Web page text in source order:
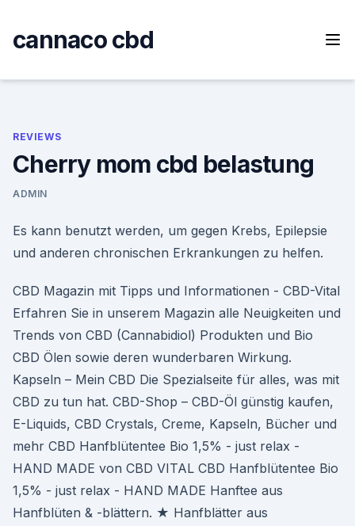
content
cannaco cbd
REVIEWS
Cherry mom cbd belastung
ADMIN
Es kann benutzt werden, um gegen Krebs, Epilepsie
und anderen chronischen Erkrankungen zu helfen.
CBD Magazin mit Tipps und Informationen - CBD-Vital
Erfahren Sie in unserem Magazin alle Neuigkeiten und
Trends von CBD (Cannabidiol) Produkten und Bio
CBD Ölen sowie deren wunderbaren Wirkung.
Kapseln – Mein CBD Die Spezialseite für alles, was mit
CBD zu tun hat. CBD-Shop – CBD-Öl günstig kaufen,
E-Liquids, CBD Crystals, Creme, Kapseln, Bücher und
mehr CBD Hanfblütentee Bio 1,5% - just relax -
HAND MADE von CBD VITAL CBD Hanfblütentee Bio
1,5% - just relax - HAND MADE Hanftee aus
Hanfblüten & -blättern. ★ Hanfblätter aus